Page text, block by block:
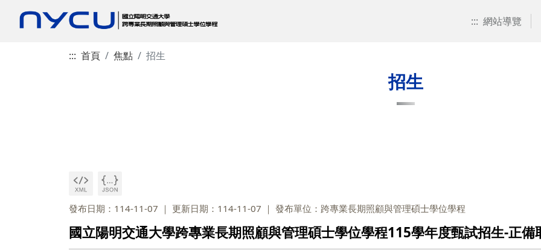
::: 網站導覽
::: 首頁 焦點 招生
招生
發布日期：114-11-07 更新日期：114-11-07 發布單位：跨專業長期照顧與管理碩士學位學程
國立陽明交通大學跨專業長期照顧與管理碩士學位學程115學年度甄試招生-正備